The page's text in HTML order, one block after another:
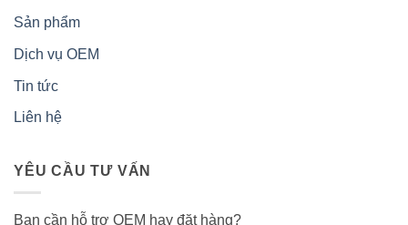
Sản phẩm
Dịch vụ OEM
Tin tức
Liên hệ
YÊU CẦU TƯ VẤN
Bạn cần hỗ trợ OEM hay đặt hàng?